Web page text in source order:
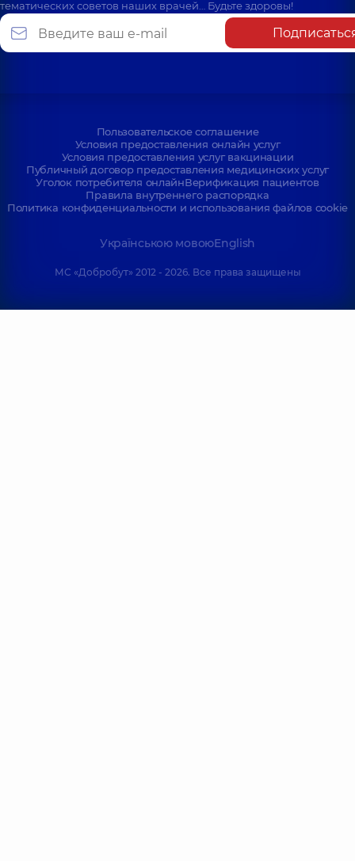
тематических советов наших врачей… Будьте здоровы!
Пользовательское соглашение
Условия предоставления онлайн услуг
Условия предоставления услуг вакцинации
Публичный договор предоставления медицинских услуг
Уголок потребителя онлайнВерификация пациентов
Правила внутреннего распорядка
Политика конфиденциальности и использования файлов cookie
Українською мовоюEnglish
МС «Добробут» 2012 - 2026. Все права защищены